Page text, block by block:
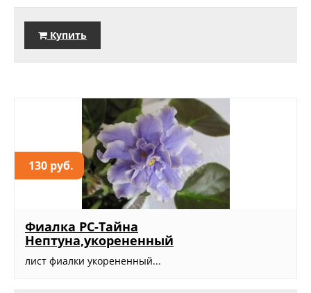
Купить
130 руб.
Фиалка РС-Тайна
Нептуна,укорененный
лист фиалки укорененный...